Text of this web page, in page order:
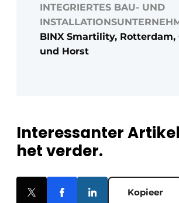
INTEGRIERTES BAU- UND
BINX Smartility, Rotterdam,
und Horst
Interessanter
het verder.
Kopieer